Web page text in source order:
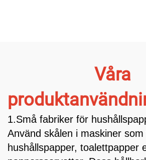
Våra
1.Små fabriker för
Använd skålen i maskiner
hushållspapper, toalettpapper